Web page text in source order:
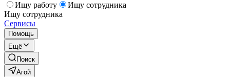
Ищу работу
Ищу сотрудника
Ищу сотрудника
Сервисы
Помощь
Ещё
Поиск
Агой